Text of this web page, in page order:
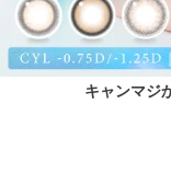
キャンマジ